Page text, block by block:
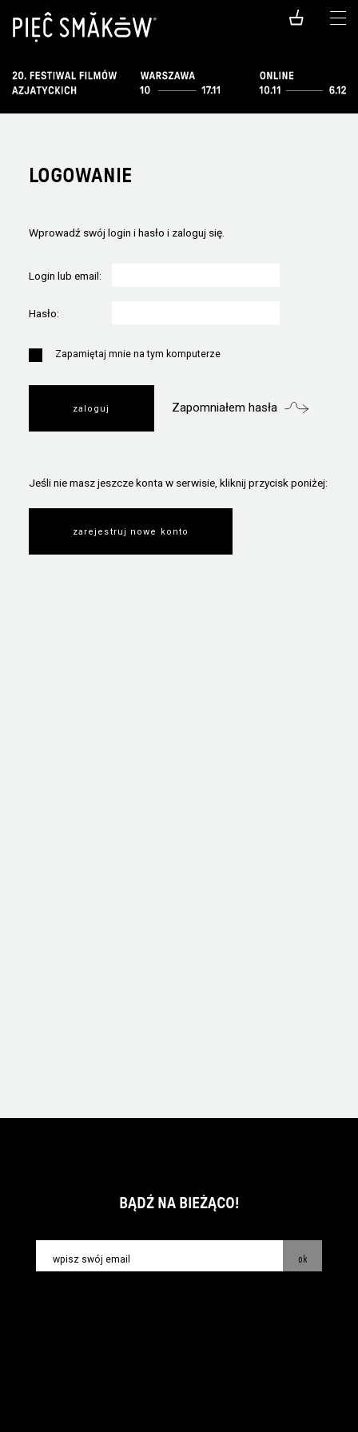
LOGOWANIE
Wprowadź swój login i hasło i zaloguj się.
Login lub email:
Hasło:
Zapamiętaj mnie na tym komputerze
Zapomniałem hasła
Jeśli nie masz jeszcze konta w serwisie, kliknij przycisk poniżej:
zarejestruj nowe konto
BĄDŹ NA BIEŻĄCO!
ok